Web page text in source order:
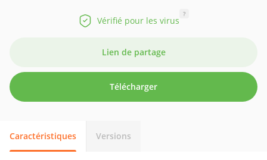
Vérifié pour les virus
?
Lien de partage
Télécharger
Caractéristiques Versions